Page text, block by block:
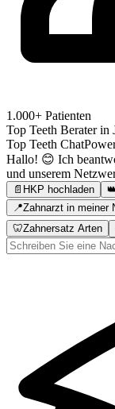
1.000+ Patienten
Top Teeth Berater in
Top Teeth Chat
Hallo! 😊 Ich
und unserem
📄 HKP hochladen
📍Zahnarzt in meiner
🦷Zahnersatz Arten